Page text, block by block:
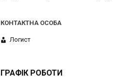
Логист
ГРАФІК РОБОТИ